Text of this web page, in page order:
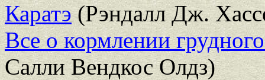
Каратэ(Рэндалл Дж.
Все о кормлении
Салли Вендкос Олдз)